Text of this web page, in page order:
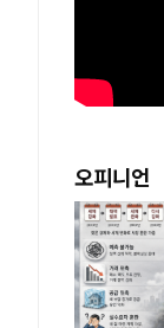
오피니언